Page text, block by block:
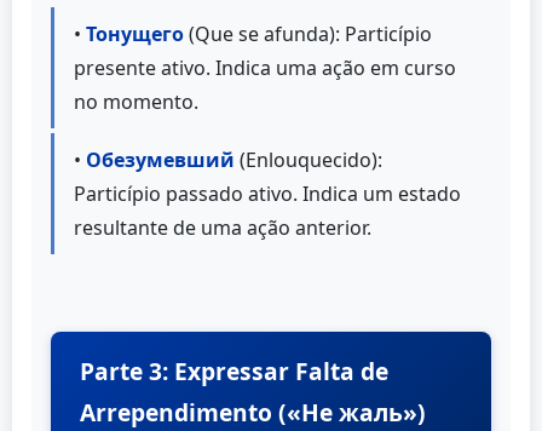
• Тонущего(Que se afunda): Particípio
presente ativo. Indica uma ação em curso
no momento.
• Обезумевший (Enlouquecido):
Particípio passado ativo. Indica um estado
resultante de uma ação anterior.
Parte 3: Expressar Falta de
Arrependimento («Не жаль»)